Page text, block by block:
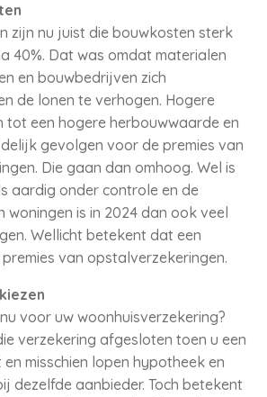
zijn nu juist die bouwkosten sterk
40%. Dat was omdat materialen
en bouwbedrijven zich
de lonen te verhogen. Hogere
tot een hogere herbouwwaarde en
gevolgen voor de premies van
Die gaan dan omhoog. Wel is
aardig onder controle en de
woningen is in 2024 dan ook veel
Wellicht betekent dat een
van opstalverzekeringen.
voor uw woonhuisverzekering?
verzekering afgesloten toen u een
misschien lopen hypotheek en
dezelfde aanbieder. Toch betekent